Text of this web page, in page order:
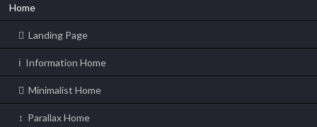
überspringen
Home
Landing Page
Information Home
Minimalist Home
Parallax Home